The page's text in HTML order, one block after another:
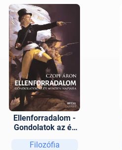
Ellenforradalom -
Gondolatok az év
Filozófia